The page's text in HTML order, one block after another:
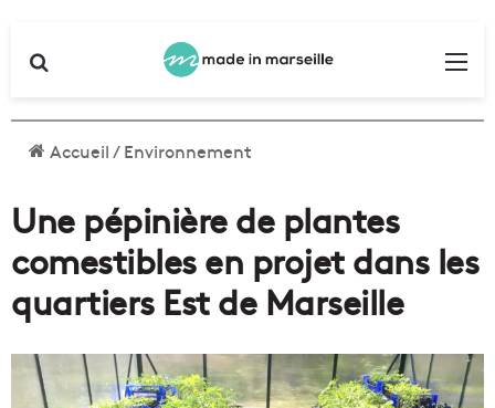
Accueil/Environnement
Une pépinière de plantes
comestibles en projet dans les
quartiers Est de Marseille